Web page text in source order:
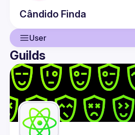
Cândido Finda
User
User
Events
Guilds
Guilds